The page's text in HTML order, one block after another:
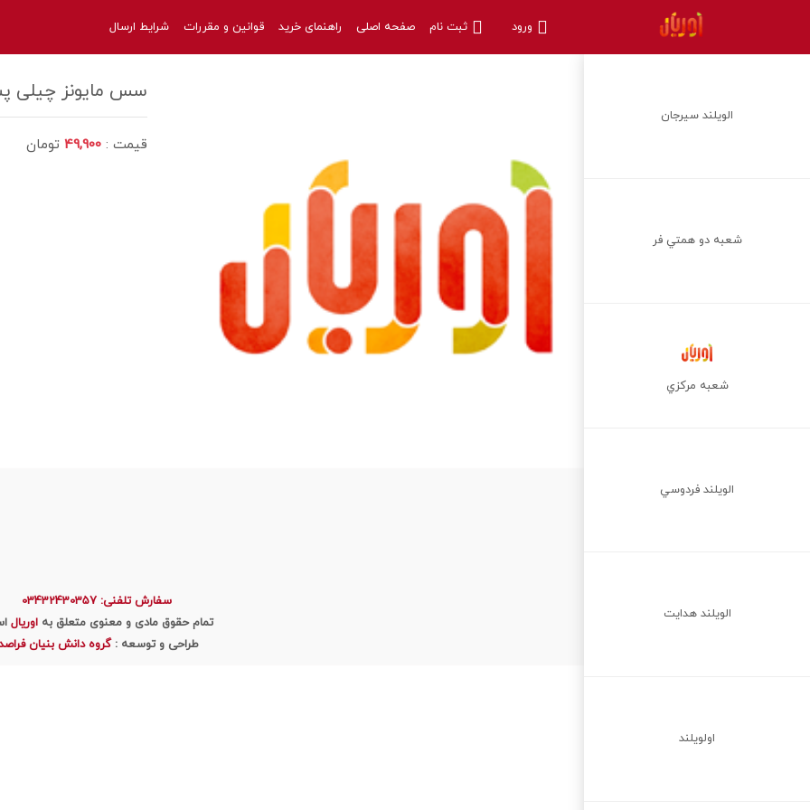
ورود ثبت نام صفحه اصلی راهنمای خرید قوانین و مقررات شرایط ارسال
الويلند سيرجان
شعبه دو همتي فر
شعبه مركزي
الويلند فردوسي
الويلند هدايت
اولويلند
سس مایونز چیلی پت440گرمی
قیمت : 49,900 تومان
سفارش تلفنی: 03432430357
تمام حقوق مادی و معنوی متعلق بهاوریال
طراحی و توسعه :گروه دانش بنیان